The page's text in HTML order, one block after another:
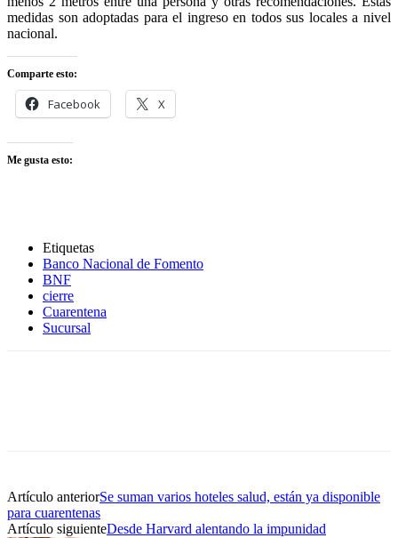
medidas son adoptadas para el ingreso en todos sus locales a nivel
nacional.
Comparte esto:
Facebook X
Me gusta esto:
Etiquetas
Banco Nacional de Fomento
BNF
cierre
Cuarentena
Sucursal
Artículo anteriorSe suman varios hoteles salud, están ya disponible
para cuarentenas
Artículo siguienteDesde Harvard alentando la impunidad